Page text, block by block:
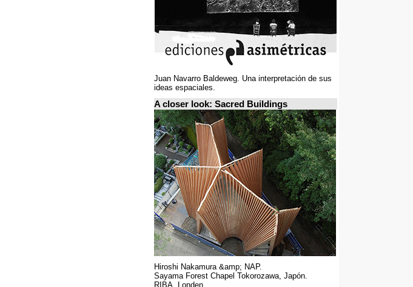
Juan Navarro Baldeweg. Una interpretación de sus
ideas espaciales.
A closer look: Sacred Buildings
Hiroshi Nakamura &amp; NAP.
Sayama Forest Chapel Tokorozawa, Japón.
RIBA, Londen.